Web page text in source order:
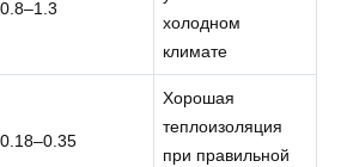
0.8–1.3
холодном
климате
0.18–0.35
Хорошая
теплоизоляция
при правильной